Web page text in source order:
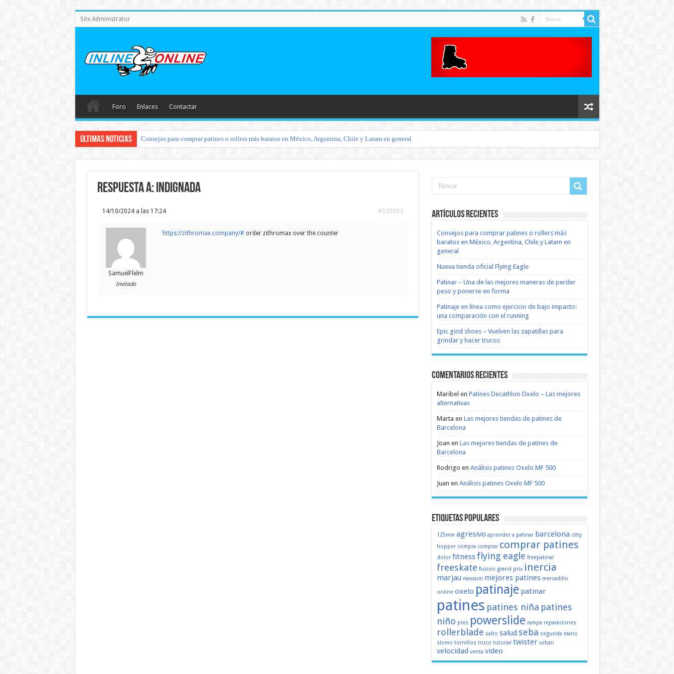
Site Administrator
Foro Enlaces Contactar
Últimas noticias Consejos para comprar patines o rollers más baratos en México, Argentina, Chile y Latam en general
Respuesta a: Indignada
14/10/2024 a las 17:24 #529503
SamuelFlelm
Invitado
https://zithromax.company/#order zithromax over the counter
Artículos recientes
Consejos para comprar patines o rollers más
baratos en México, Argentina, Chile y Latam en
general
Nueva tienda oficial Flying Eagle
Patinar – Una de las mejores maneras de perder
peso y ponerse en forma
Patinaje en línea como ejercicio de bajo impacto:
una comparación con el running
Epic gind shoes – Vuelven las zapatillas para
grindar y hacer trucos
Comentarios recientes
Maribel en Patines Decathlon Oxelo – Las mejores
alternativas
Marta en Las mejores tiendas de patines de
Barcelona
Joan en Las mejores tiendas de patines de
Barcelona
Rodrigo en Análisis patines Oxelo MF 500
Juan en Análisis patines Oxelo MF 500
Etiquetas populares
125mm agresivo aprender a patinar barcelona citty
hopper compra comprar comprar patines
dolor fitnessflying eagle freepatinar
freeskate fusion grand prix inercia
marjau maxxum mejores patines mercadillo
online oxelo patinaje patinar
patines patines niña patines
niño pies powerslide rampa reparaciones
rollerblade salto salud seba segunda mano
slomo tornillos truco tutorial twister urban
velocidad venta video